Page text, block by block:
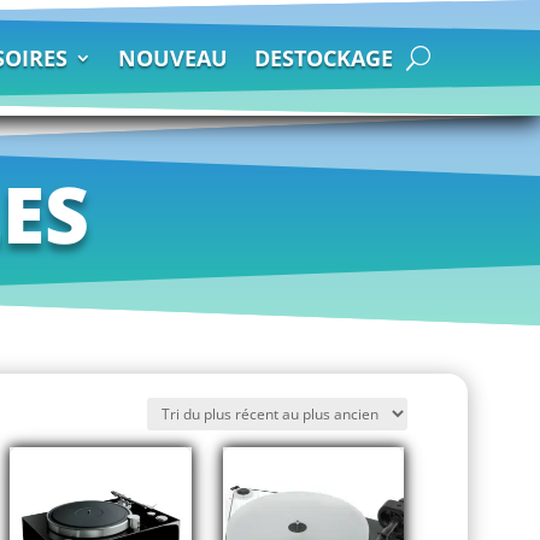
NOUVEAU DESTOCKAGE